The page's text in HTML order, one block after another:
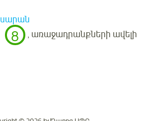
8
, առաջադրանքների ավելի